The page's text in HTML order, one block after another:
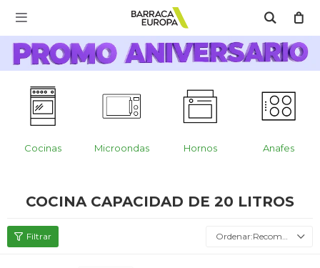

Cocinas Microondas Hornos Anafes
COCINA CAPACIDAD DE 20 LITROS
Recomendados
MI CUENTA
Catálogo Escríbenos Aquí!! Promo Aniversario
Cocina